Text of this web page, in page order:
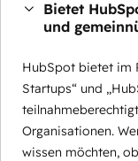
Bietet
und
HubSpot bietet im
Startups“ und
Organisationen.
wissen möchten,